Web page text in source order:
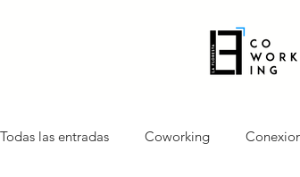
Todas las entradas Coworking